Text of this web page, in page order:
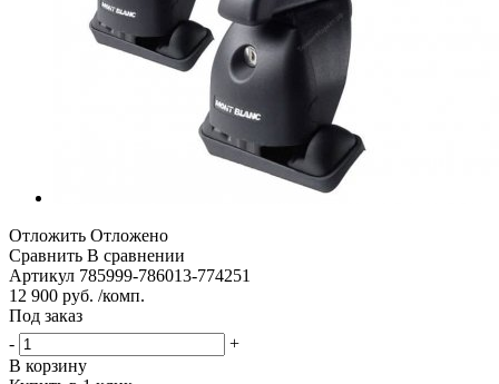
Отложить Отложено
Сравнить В сравнении
Артикул 785999-786013-774251
12 900 руб. /комп.
Под заказ
-
+
В корзину